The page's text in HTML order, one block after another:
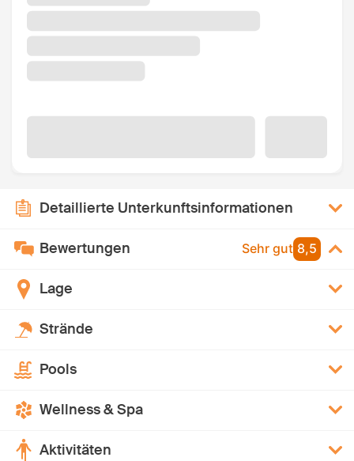
Detaillierte Unterkunftsinformationen
Bewertungen Sehr gut 8,5
Lage
Strände
Pools
Wellness & Spa
Aktivitäten